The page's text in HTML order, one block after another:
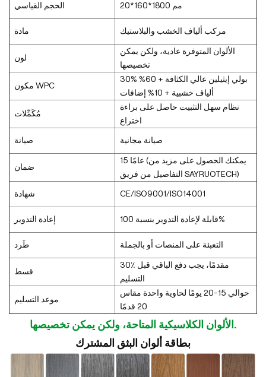
الحجم القياسي 20*160*1800 مم
مادة مركب ألياف الخشب والبلاستيك
لون
الألوان المتوفرة عادية، ولكن يمكن
تخصيصها
مكون WPC
30% بولي إيثيلين عالي الكثافة + 60%
ألياف خشبية + 10% إضافات
مُكَمِّلات
نظام سهل التثبيت حاصل على براءة
اختراع
صيانة صيانة مجانية
ضمان
15 عامًا (يمكنك الحصول على مزيد من
التفاصيل من فريق SAYRUOTECH)
شهادة CE/ISO9001/ISO14001
إعادة التدوير قابلة لإعادة التدوير بنسبة 100%
طَرد التعبئة على المنصات أو بالجملة
قسط
30٪ مقدمًا، يجب دفع الباقي قبل
التسليم
موعد التسليم
حوالي 15-20 يومًا لحاوية واحدة مقاس
20 قدمًا
الألوان الكلاسيكية المتاحة، ولكن يمكن تخصيصها.
بطاقة ألوان البثق المشترك